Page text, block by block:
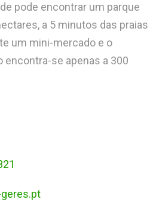
pode encontrar um parque
a 5 minutos das praias
um mini-mercado e o
se apenas a 300